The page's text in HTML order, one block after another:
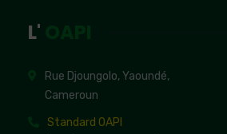
L'
Rue Djoungolo, Yaoundé,
Cameroun
Standard OAPI